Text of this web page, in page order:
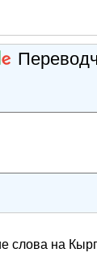
слова на